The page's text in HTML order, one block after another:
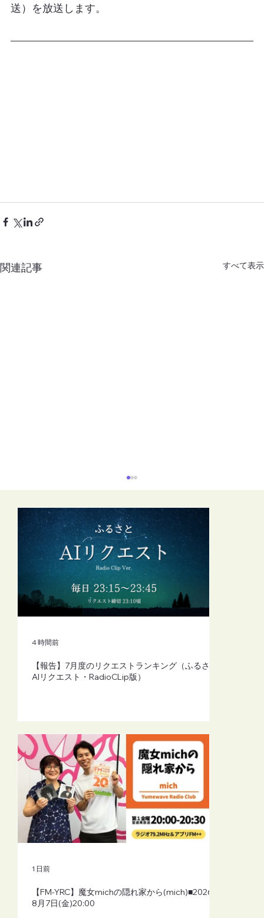
送）を放送します。
関連記事 すべて表示
【FM-YRC】魔女michの隠れ家から
【報告】7月度のリクエストランキング（ふるさと
AIリクエスト・RadioCLip版）
4 時間前
【FM-YRC】魔女michの隠れ家から(mich)■2026年
8月7日(金)20:00
1 日前